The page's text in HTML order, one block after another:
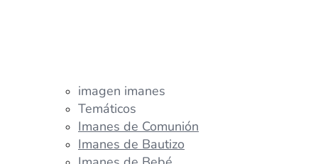
imagen imanes
Temáticos
Imanes de Comunión
Imanes de Bautizo